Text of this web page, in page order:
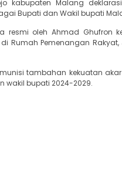
kabupaten Malang
Bupati dan Wakil bupati
oleh Ahmad Ghufron
Rumah Pemenangan
tambahan kekuatan
wakil bupati 2024-2029.